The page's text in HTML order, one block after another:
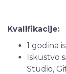
Kvalifikacije:
1 godina
Iskustvo
Studio,